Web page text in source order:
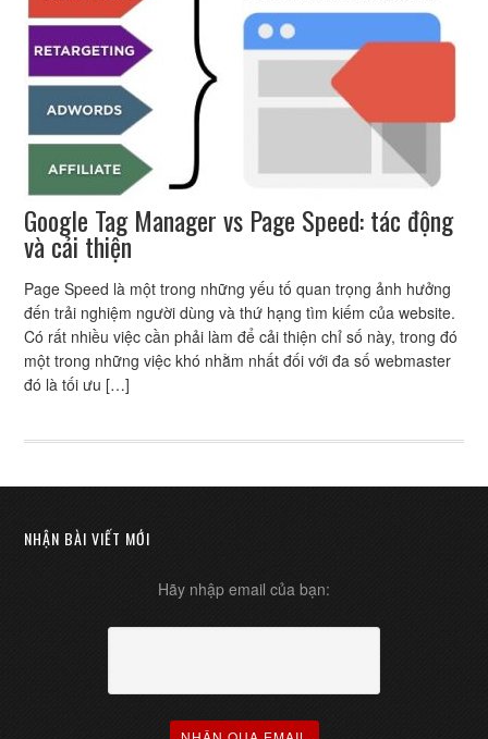
Google Tag Manager vs Page Speed: tác động
và cải thiện
Page Speed là một trong những yếu tố quan trọng ảnh hưởng
đến trải nghiệm người dùng và thứ hạng tìm kiếm của website.
Có rất nhiều việc cần phải làm để cải thiện chỉ số này, trong đó
một trong những việc khó nhằm nhất đối với đa số webmaster
đó là tối ưu […]
NHẬN BÀI VIẾT MỚI
Hãy nhập email của bạn: